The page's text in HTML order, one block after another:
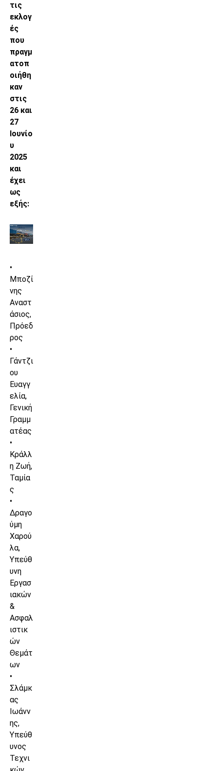
τις
εκλογ
ές
που
πραγμ
ατοπ
οιήθη
καν
στις
26 και
27
Ιουνίο
υ
2025
και
έχει
ως
εξής:
•
Μποζί
νης
Αναστ
άσιος,
Πρόεδ
ρος
•
Γάντζι
ου
Ευαγγ
ελία,
Γενική
Γραμμ
ατέας
•
Κράλλ
η Ζωή,
Ταμία
ς
•
Δραγο
ύμη
Χαρού
λα,
Υπεύθ
υνη
Εργασ
ιακών
&
Ασφαλ
ιστικ
ών
Θεμάτ
ων
•
Σλάμκ
ας
Ιωάνν
ης,
Υπεύθ
υνος
Τεχνι